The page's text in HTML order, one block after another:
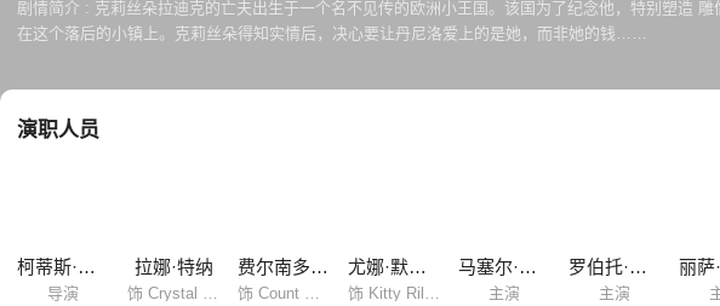
剧情简介 : 克莉丝朵拉迪克的亡夫出生于一个名不见传的欧洲小王国。该国为了纪念他，特别塑造
在这个落后的小镇上。克莉丝朵得知实情后，决心要让丹尼洛爱上的是她，而非她的钱……
演职人员
柯蒂斯·伯恩哈特
导演
拉娜·特纳 费尔南多·拉马斯 尤娜·默克尔 马塞尔·达里奥
主演
罗伯托·库特
主演